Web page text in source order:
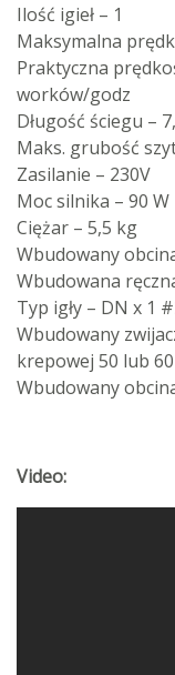
Ilość igieł – 1
Maksymalna
Praktyczna
worków/godz
Długość ściegu –
Maks. grubość
Zasilanie – 230V
Moc silnika – 90 W
Ciężar – 5,5 kg
Wbudowany
Wbudowana
Typ igły – DN x 1
Wbudowany
krepowej 50 lub
Wbudowany
Video: